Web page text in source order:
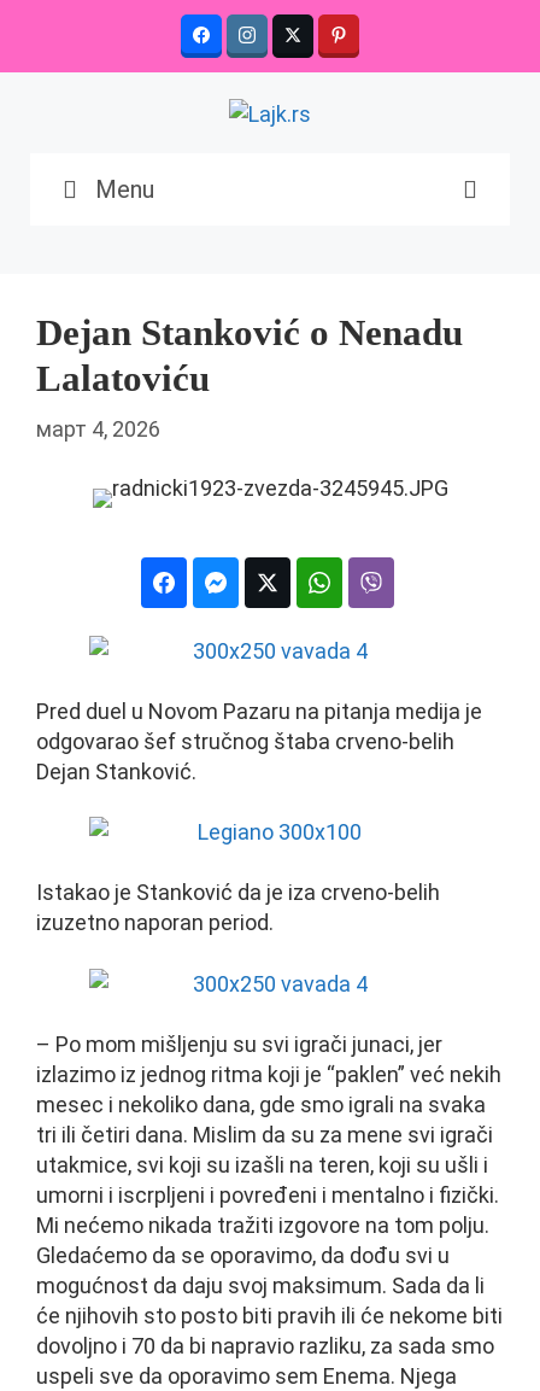
content
Menu
Dejan Stanković o Nenadu
Lalatoviću
март 4, 2026
Pred duel u Novom Pazaru na pitanja medija je
odgovarao šef stručnog štaba crveno-belih
Dejan Stanković.
Istakao je Stanković da je iza crveno-belih
izuzetno naporan period.
– Po mom mišljenju su svi igrači junaci, jer
izlazimo iz jednog ritma koji je “paklen” već nekih
mesec i nekoliko dana, gde smo igrali na svaka
tri ili četiri dana. Mislim da su za mene svi igrači
utakmice, svi koji su izašli na teren, koji su ušli i
umorni i iscrpljeni i povređeni i mentalno i fizički.
Mi nećemo nikada tražiti izgovore na tom polju.
Gledaćemo da se oporavimo, da dođu svi u
mogućnost da daju svoj maksimum. Sada da li
će njihovih sto posto biti pravih ili će nekome biti
dovoljno i 70 da bi napravio razliku, za sada smo
uspeli sve da oporavimo sem Enema. Njega